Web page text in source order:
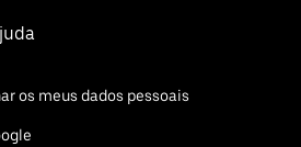
os meus dados pessoais